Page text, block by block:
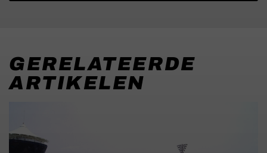
GERELATEERDE
ARTIKELEN